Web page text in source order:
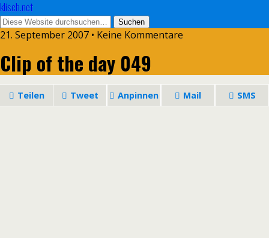
klisch.net
21. September 2007 • Keine Kommentare
Clip of the day 049
Teilen Tweet Anpinnen Mail SMS